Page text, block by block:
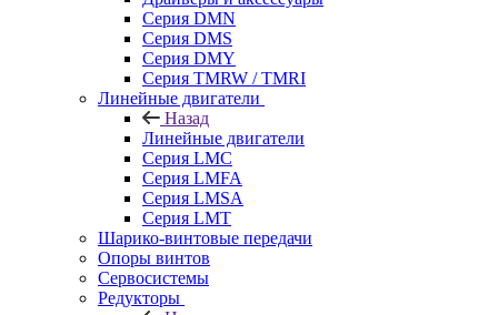
Серия DMN
Серия DMS
Серия DMY
Серия TMRW / TMRI
Линейные двигатели
Назад
Линейные двигатели
Серия LMC
Серия LMFA
Серия LMSA
Серия LMT
Шарико-винтовые передачи
Опоры винтов
Сервосистемы
Редукторы